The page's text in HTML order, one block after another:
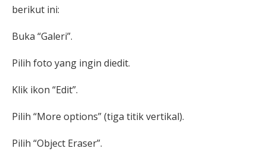
berikut ini:
Buka “Galeri”.
Pilih foto yang ingin diedit.
Klik ikon “Edit”.
Pilih “More options” (tiga titik vertikal).
Pilih “Object Eraser”.